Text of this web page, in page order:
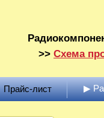
>> Схема
Прайс-лист ▶